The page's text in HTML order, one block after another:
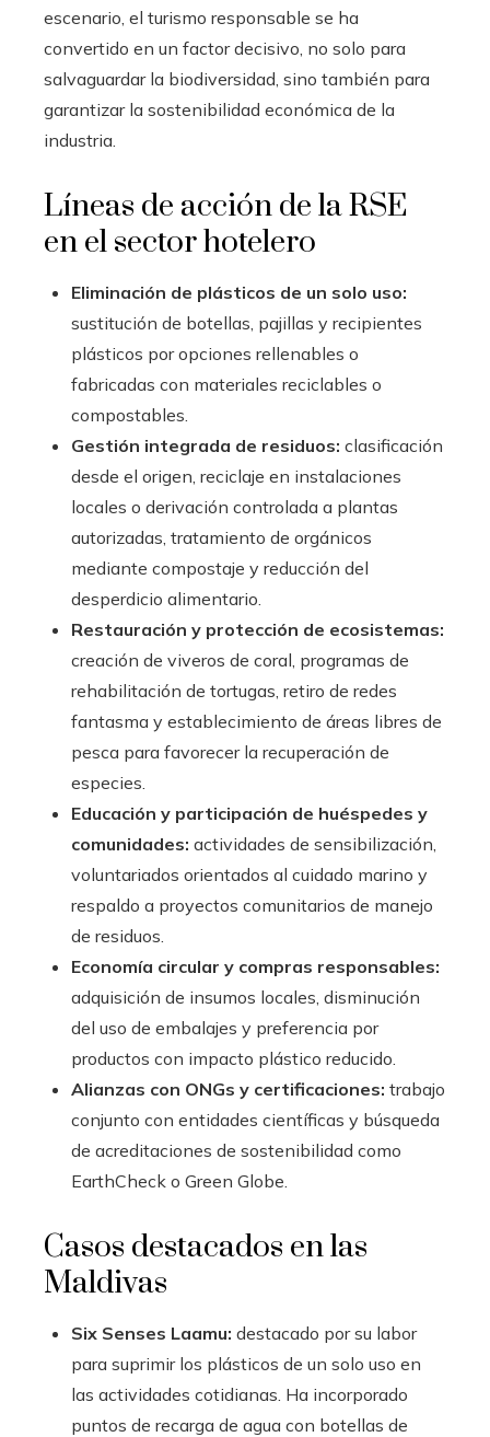
escenario, el turismo responsable se ha
convertido en un factor decisivo, no solo para
salvaguardar la biodiversidad, sino también para
garantizar la sostenibilidad económica de la
industria.
Líneas de acción de la RSE
en el sector hotelero
Eliminación de plásticos de un solo uso:
sustitución de botellas, pajillas y recipientes
plásticos por opciones rellenables o
fabricadas con materiales reciclables o
compostables.
Gestión integrada de residuos: clasificación
desde el origen, reciclaje en instalaciones
locales o derivación controlada a plantas
autorizadas, tratamiento de orgánicos
mediante compostaje y reducción del
desperdicio alimentario.
Restauración y protección de ecosistemas:
creación de viveros de coral, programas de
rehabilitación de tortugas, retiro de redes
fantasma y establecimiento de áreas libres de
pesca para favorecer la recuperación de
especies.
Educación y participación de huéspedes y
comunidades: actividades de sensibilización,
voluntariados orientados al cuidado marino y
respaldo a proyectos comunitarios de manejo
de residuos.
Economía circular y compras responsables:
adquisición de insumos locales, disminución
del uso de embalajes y preferencia por
productos con impacto plástico reducido.
Alianzas con ONGs y certificaciones: trabajo
conjunto con entidades científicas y búsqueda
de acreditaciones de sostenibilidad como
EarthCheck o Green Globe.
Casos destacados en las
Maldivas
Six Senses Laamu: destacado por su labor
para suprimir los plásticos de un solo uso en
las actividades cotidianas. Ha incorporado
puntos de recarga de agua con botellas de